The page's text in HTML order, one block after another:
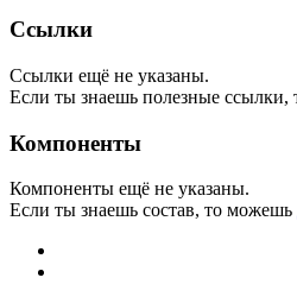
Ссылки
Ссылки ещё не указаны.
Если ты знаешь полезные
Компоненты
Компоненты ещё не указаны.
Если ты знаешь состав, то можешь